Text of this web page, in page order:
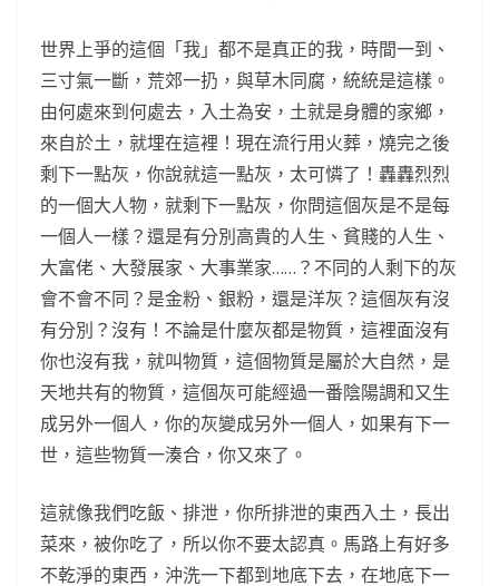
世界上爭的這個「我」都不是真正的我，時間一到、
三寸氣一斷，荒郊一扔，與草木同腐，統統是這樣。
由何處來到何處去，入土為安，土就是身體的家鄉，
來自於土，就埋在這裡！現在流行用火葬，燒完之後
剩下一點灰，你說就這一點灰，太可憐了！轟轟烈烈
的一個大人物，就剩下一點灰，你問這個灰是不是每
一個人一樣？還是有分別高貴的人生、貧賤的人生、
大富佬、大發展家、大事業家……？不同的人剩下的灰
會不會不同？是金粉、銀粉，還是洋灰？這個灰有沒
有分別？沒有！不論是什麼灰都是物質，這裡面沒有
你也沒有我，就叫物質，這個物質是屬於大自然，是
天地共有的物質，這個灰可能經過一番陰陽調和又生
成另外一個人，你的灰變成另外一個人，如果有下一
世，這些物質一湊合，你又來了。
這就像我們吃飯、排泄，你所排泄的東西入土，長出
菜來，被你吃了，所以你不要太認真。馬路上有好多
不乾淨的東西，沖洗一下都到地底下去，在地底下一